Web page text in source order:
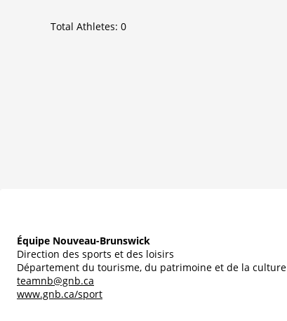
Total Athletes: 0
Équipe Nouveau-Brunswick
Direction des sports et des loisirs
Département du tourisme, du patrimoine et de la culture
teamnb@gnb.ca
www.gnb.ca/sport